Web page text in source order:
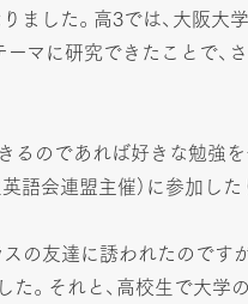
した。高3では、大阪大
マに研究できたことで、
るのであれば好きな勉強
語会連盟主催）に参加した
の友達に誘われたのです
。それと、高校生で大